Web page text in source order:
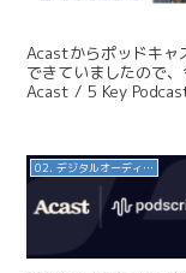
Acastからポッドキャ
できていましたので
Acast / 5 Key
02. デジタルオーディオ広告（音声広告）